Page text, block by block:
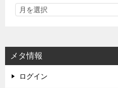
メタ情報
ログイン